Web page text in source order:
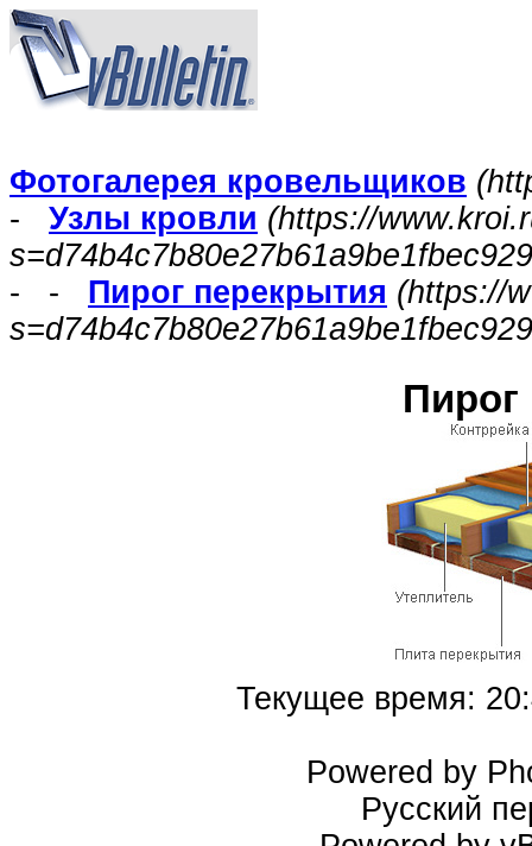
Фотогалерея кровельщиков
- Узлы кровли (https://
- - Пирог перекрытия (https://
Пирог
Текущее время:
Powered by
Русский